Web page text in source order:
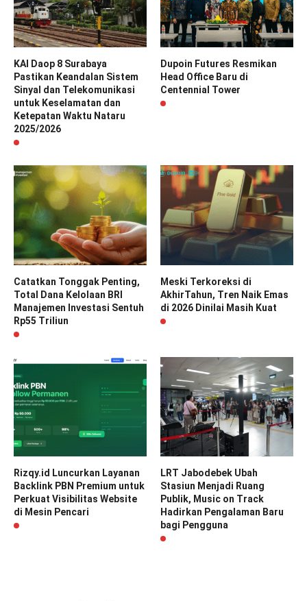
KAI Daop 8 Surabaya
Pastikan Keandalan Sistem
Sinyal dan Telekomunikasi
untuk Keselamatan dan
Ketepatan Waktu Nataru
2025/2026
Dupoin Futures Resmikan
Head Office Baru di
Centennial Tower
Catatkan Tonggak Penting,
Total Dana Kelolaan BRI
Manajemen Investasi Sentuh
Rp55 Triliun
Meski Terkoreksi di
AkhirTahun, Tren Naik Emas
di 2026 Dinilai Masih Kuat
Rizqy.id Luncurkan Layanan
Backlink PBN Premium untuk
Perkuat Visibilitas Website
di Mesin Pencari
LRT Jabodebek Ubah
Stasiun Menjadi Ruang
Publik, Music on Track
Hadirkan Pengalaman Baru
bagi Pengguna